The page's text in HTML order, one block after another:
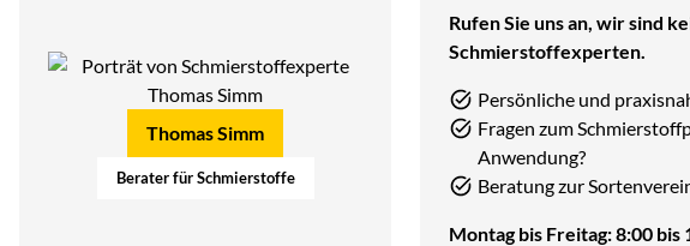
Thomas Simm
Berater für Schmierstoffe
Rufen Sie uns an, wir sind
Schmierstoffexperten.
Persönliche und
Fragen zum
Anwendung?
Beratung zur
Montag bis Freitag: 8:00 bis